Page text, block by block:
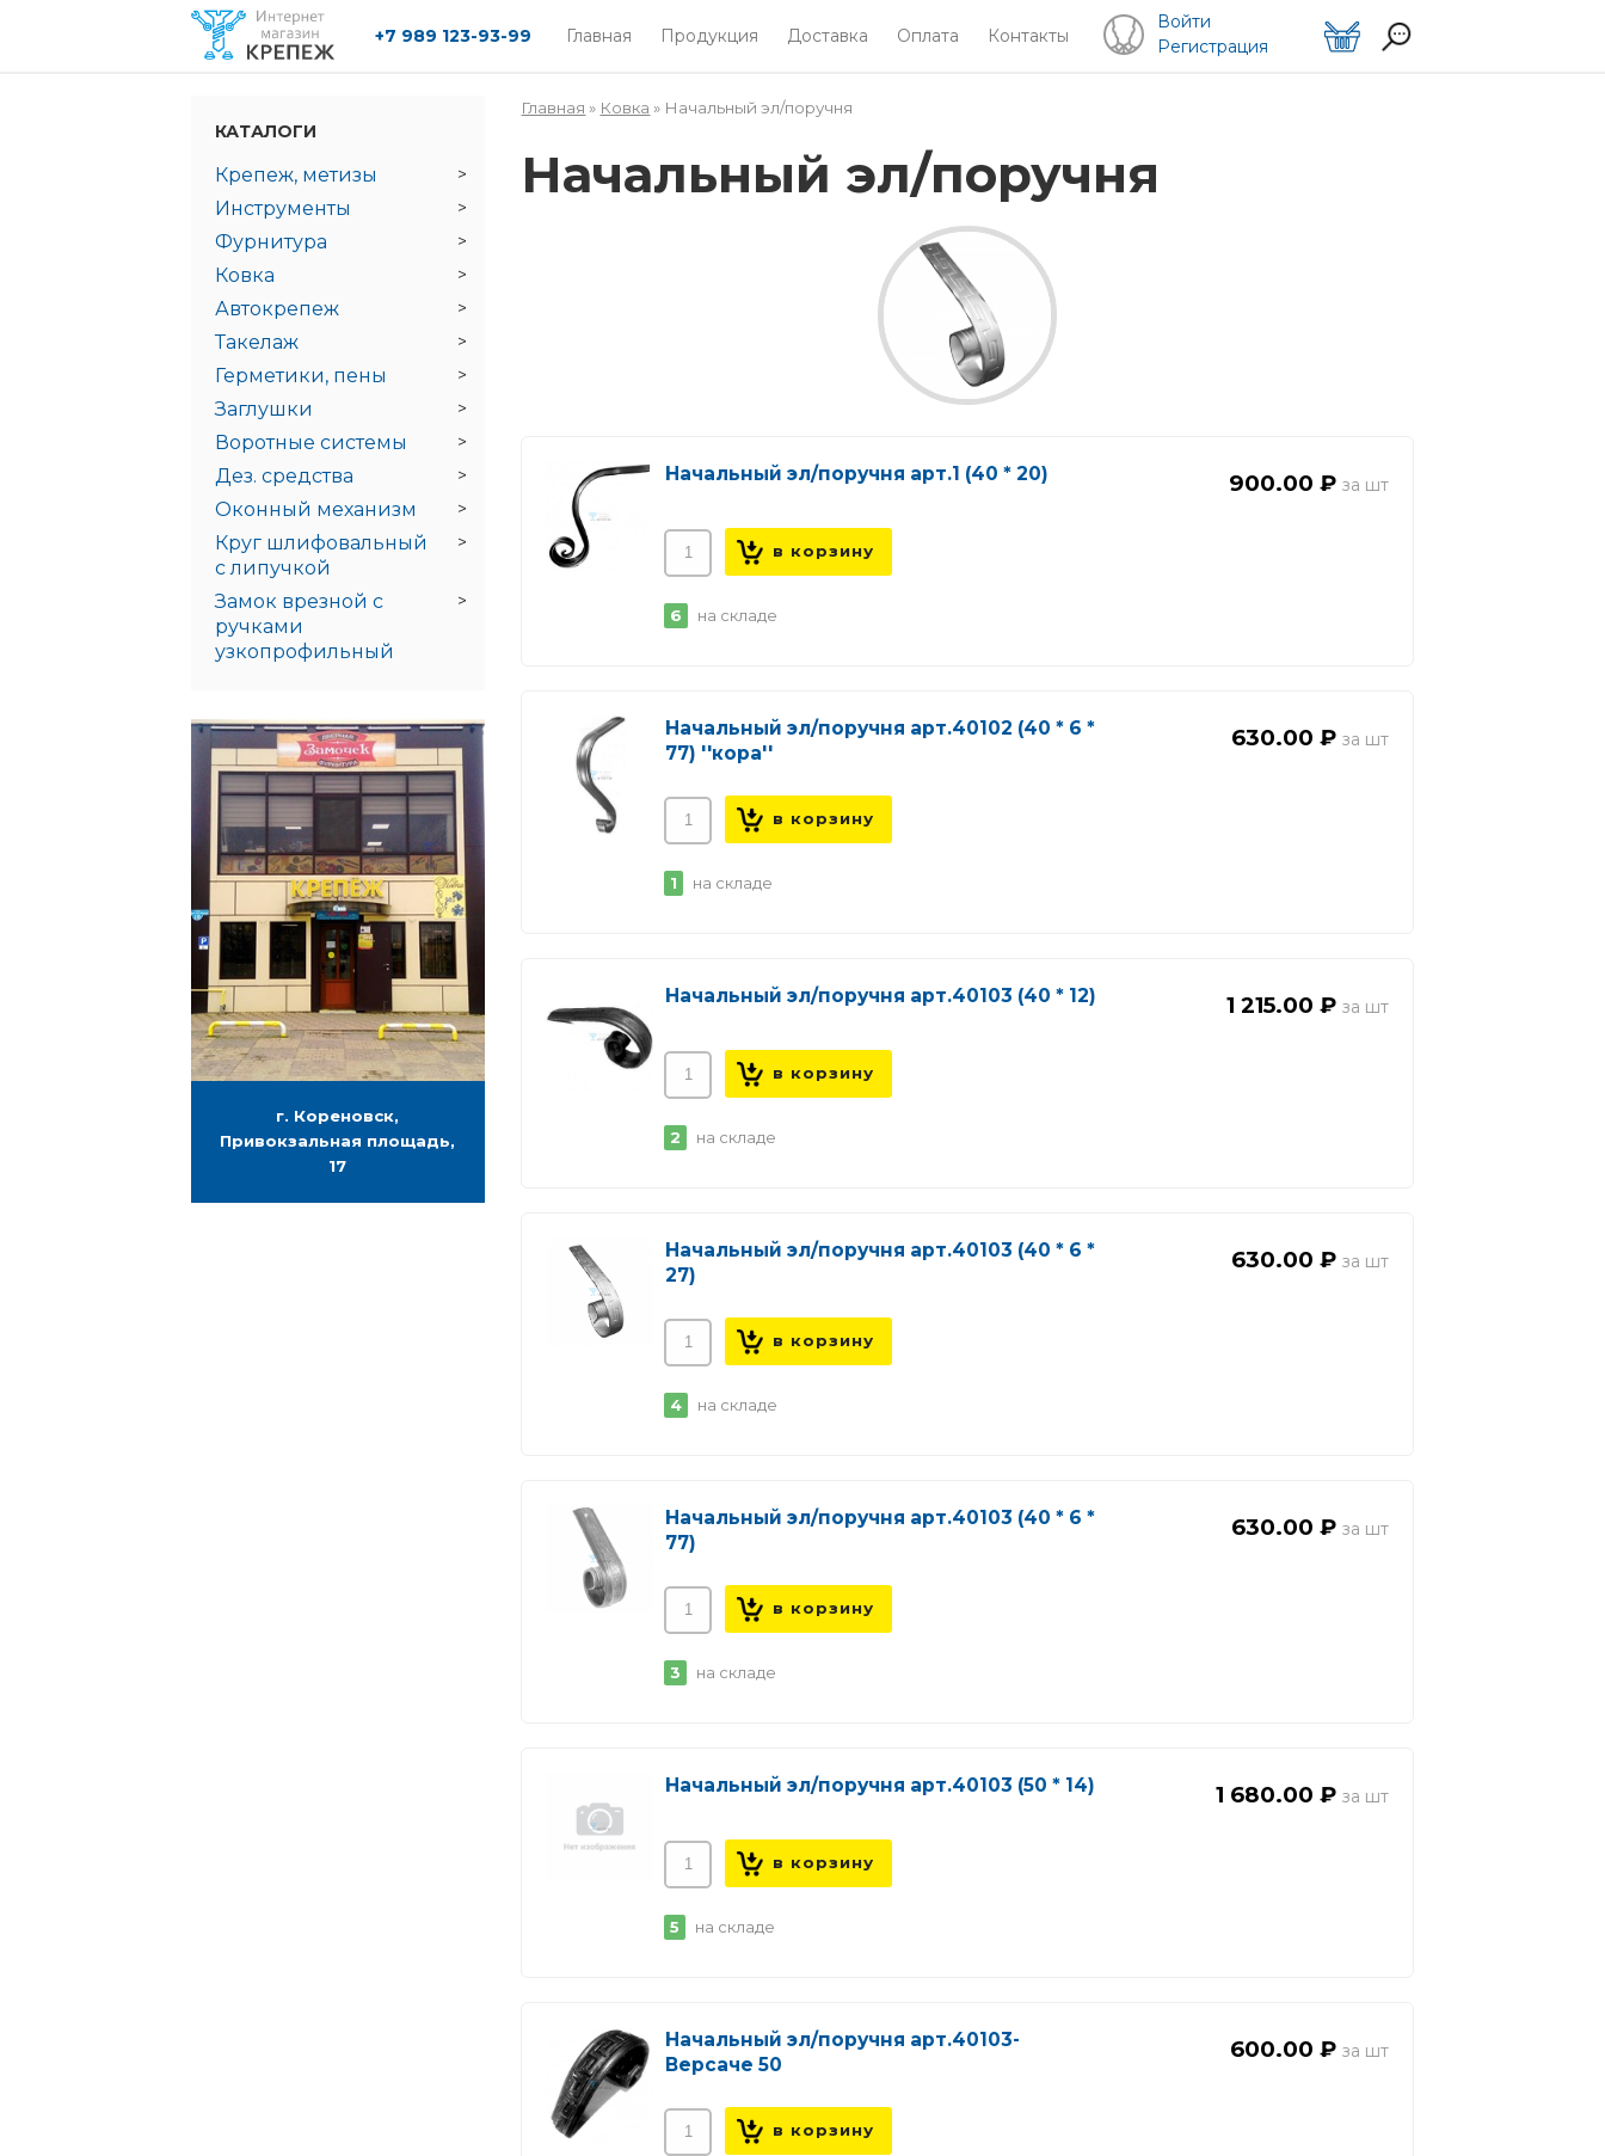
Главная Продукция Доставка Оплата Контакты
+7 989 123-93-99
Войти
Регистрация
Вы здесь
Главная » Ковка » Начальный эл/поручня
Начальный эл/поручня
Начальный эл/поручня арт.1 (40 * 20) 900.00 ₽
6 на складе
Начальный эл/поручня арт.40102 (40 * 6 *
77) ''кора''
630.00 ₽
1 на складе
Начальный эл/поручня арт.40103 (40 * 12) 1 215.00 ₽
2 на складе
Начальный эл/поручня арт.40103 (40 * 6 *
27)
630.00 ₽
4 на складе
Начальный эл/поручня арт.40103 (40 * 6 *
77)
630.00 ₽
3 на складе
Начальный эл/поручня арт.40103 (50 * 14) 1 680.00 ₽
5 на складе
Начальный эл/поручня арт.40103-
Версаче 50
600.00 ₽
КАТАЛОГИ
Крепеж, метизы
Инструменты
Фурнитура
Ковка
Автокрепеж
Такелаж
Герметики, пены
Заглушки
Воротные системы
Дез. средства
Оконный механизм
Круг шлифовальный
с липучкой
Замок врезной с
ручками
узкопрофильный
г. Кореновск,
Привокзальная площадь,
17